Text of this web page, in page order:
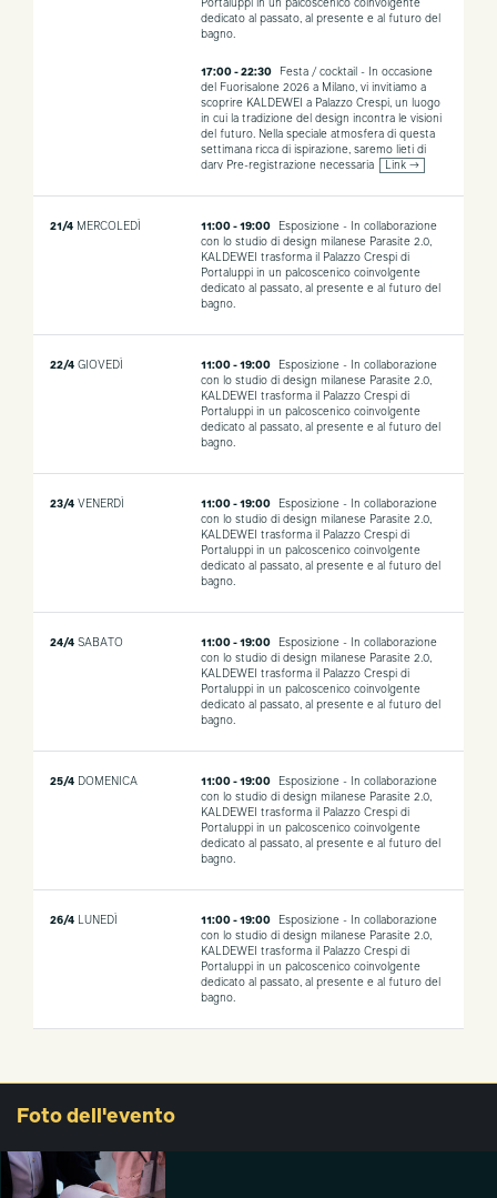
Portaluppi in un palcoscenico coinvolgente
dedicato al passato, al presente e al futuro del
bagno.
17:00 - 22:30
Festa / cocktail - In occasione
del Fuorisalone 2026 a Milano, vi invitiamo a
scoprire KALDEWEI a Palazzo Crespi, un luogo
in cui la tradizione del design incontra le visioni
del futuro. Nella speciale atmosfera di questa
settimana ricca di ispirazione, saremo lieti di
darv Pre-registrazione necessaria Link →
21/4 MERCOLEDÌ 11:00 - 19:00
Esposizione - In collaborazione
con lo studio di design milanese Parasite 2.0,
KALDEWEI trasforma il Palazzo Crespi di
Portaluppi in un palcoscenico coinvolgente
dedicato al passato, al presente e al futuro del
bagno.
22/4 GIOVEDÌ 11:00 - 19:00
Esposizione - In collaborazione
con lo studio di design milanese Parasite 2.0,
KALDEWEI trasforma il Palazzo Crespi di
Portaluppi in un palcoscenico coinvolgente
dedicato al passato, al presente e al futuro del
bagno.
23/4 VENERDÌ 11:00 - 19:00
Esposizione - In collaborazione
con lo studio di design milanese Parasite 2.0,
KALDEWEI trasforma il Palazzo Crespi di
Portaluppi in un palcoscenico coinvolgente
dedicato al passato, al presente e al futuro del
bagno.
24/4 SABATO 11:00 - 19:00
Esposizione - In collaborazione
con lo studio di design milanese Parasite 2.0,
KALDEWEI trasforma il Palazzo Crespi di
Portaluppi in un palcoscenico coinvolgente
dedicato al passato, al presente e al futuro del
bagno.
25/4 DOMENICA 11:00 - 19:00
Esposizione - In collaborazione
con lo studio di design milanese Parasite 2.0,
KALDEWEI trasforma il Palazzo Crespi di
Portaluppi in un palcoscenico coinvolgente
dedicato al passato, al presente e al futuro del
bagno.
26/4 LUNEDÌ 11:00 - 19:00
Esposizione - In collaborazione
con lo studio di design milanese Parasite 2.0,
KALDEWEI trasforma il Palazzo Crespi di
Portaluppi in un palcoscenico coinvolgente
dedicato al passato, al presente e al futuro del
bagno.
Foto dell'evento